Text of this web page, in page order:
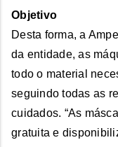
Objetivo
Desta forma, a
da entidade, as
todo o material
seguindo todas as
cuidados. “As
gratuita e